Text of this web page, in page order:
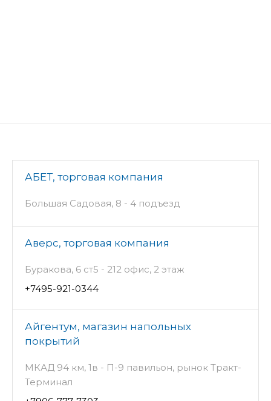
АБЕТ, торговая компания
Большая Садовая, 8 - 4 подъезд
Аверс, торговая компания
Буракова, 6 ст5 - 212 офис, 2 этаж
+7495-921-0344
Айгентум, магазин напольных
покрытий
МКАД 94 км, 1в - П-9 павильон, рынок Тракт-
Терминал